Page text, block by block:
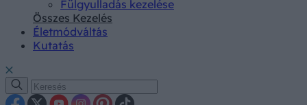
Fülgyulladás kezelése
Összes Kezelés
Életmódváltás
Kutatás